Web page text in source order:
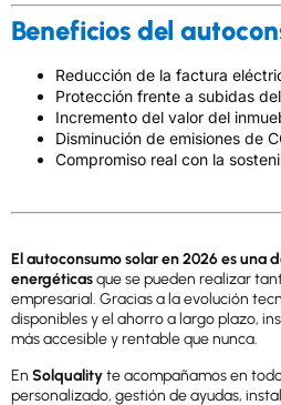
Beneficios del
Reducción de la factura
Protección frente a subidas
Incremento del valor del
Disminución de emisiones de
Compromiso real con la
El autoconsumo solar en 2026 es una
energéticasque se pueden realizar
empresarial. Gracias a la evolución
disponibles y el ahorro a largo plazo,
más accesible y rentable que nunca.
En Solqualityte acompañamos en
personalizado, gestión de ayudas,